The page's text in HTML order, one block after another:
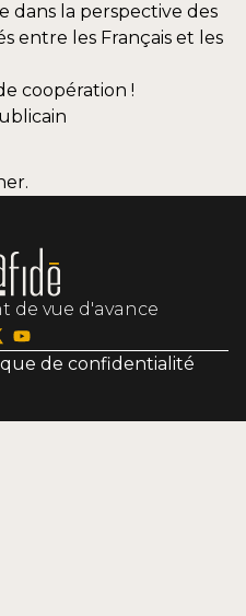
dans la perspective des
entre les Français et les
coopération !
de vue d'avance
de confidentialité